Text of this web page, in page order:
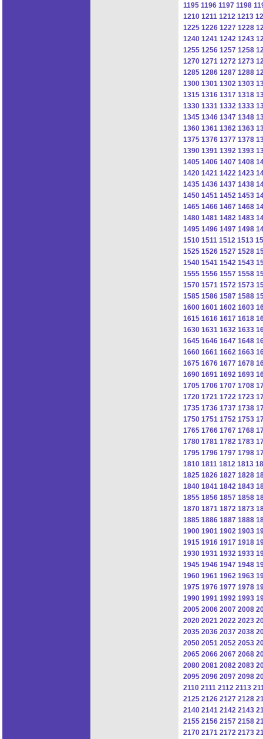
1195 1196 1197 1198
1210 1211 1212 1213
1225 1226 1227 1228
1240 1241 1242 1243
1255 1256 1257 1258
1270 1271 1272 1273
1285 1286 1287 1288
1300 1301 1302 1303
1315 1316 1317 1318
1330 1331 1332 1333
1345 1346 1347 1348
1360 1361 1362 1363
1375 1376 1377 1378
1390 1391 1392 1393
1405 1406 1407 1408
1420 1421 1422 1423
1435 1436 1437 1438
1450 1451 1452 1453
1465 1466 1467 1468
1480 1481 1482 1483
1495 1496 1497 1498
1510 1511 1512 1513
1525 1526 1527 1528
1540 1541 1542 1543
1555 1556 1557 1558
1570 1571 1572 1573
1585 1586 1587 1588
1600 1601 1602 1603
1615 1616 1617 1618
1630 1631 1632 1633
1645 1646 1647 1648
1660 1661 1662 1663
1675 1676 1677 1678
1690 1691 1692 1693
1705 1706 1707 1708
1720 1721 1722 1723
1735 1736 1737 1738
1750 1751 1752 1753
1765 1766 1767 1768
1780 1781 1782 1783
1795 1796 1797 1798
1810 1811 1812 1813
1825 1826 1827 1828
1840 1841 1842 1843
1855 1856 1857 1858
1870 1871 1872 1873
1885 1886 1887 1888
1900 1901 1902 1903
1915 1916 1917 1918
1930 1931 1932 1933
1945 1946 1947 1948
1960 1961 1962 1963
1975 1976 1977 1978
1990 1991 1992 1993
2005 2006 2007 2008
2020 2021 2022 2023
2035 2036 2037 2038
2050 2051 2052 2053
2065 2066 2067 2068
2080 2081 2082 2083
2095 2096 2097 2098
2110 2111 2112 2113
2125 2126 2127 2128
2140 2141 2142 2143
2155 2156 2157 2158
2170 2171 2172 2173